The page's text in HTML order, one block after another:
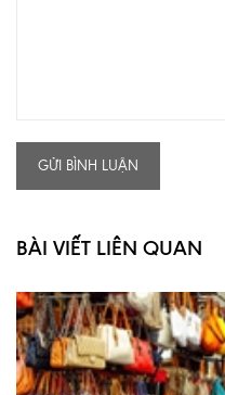
GỬI BÌNH LUẬN
BÀI VIẾT LIÊN QUAN